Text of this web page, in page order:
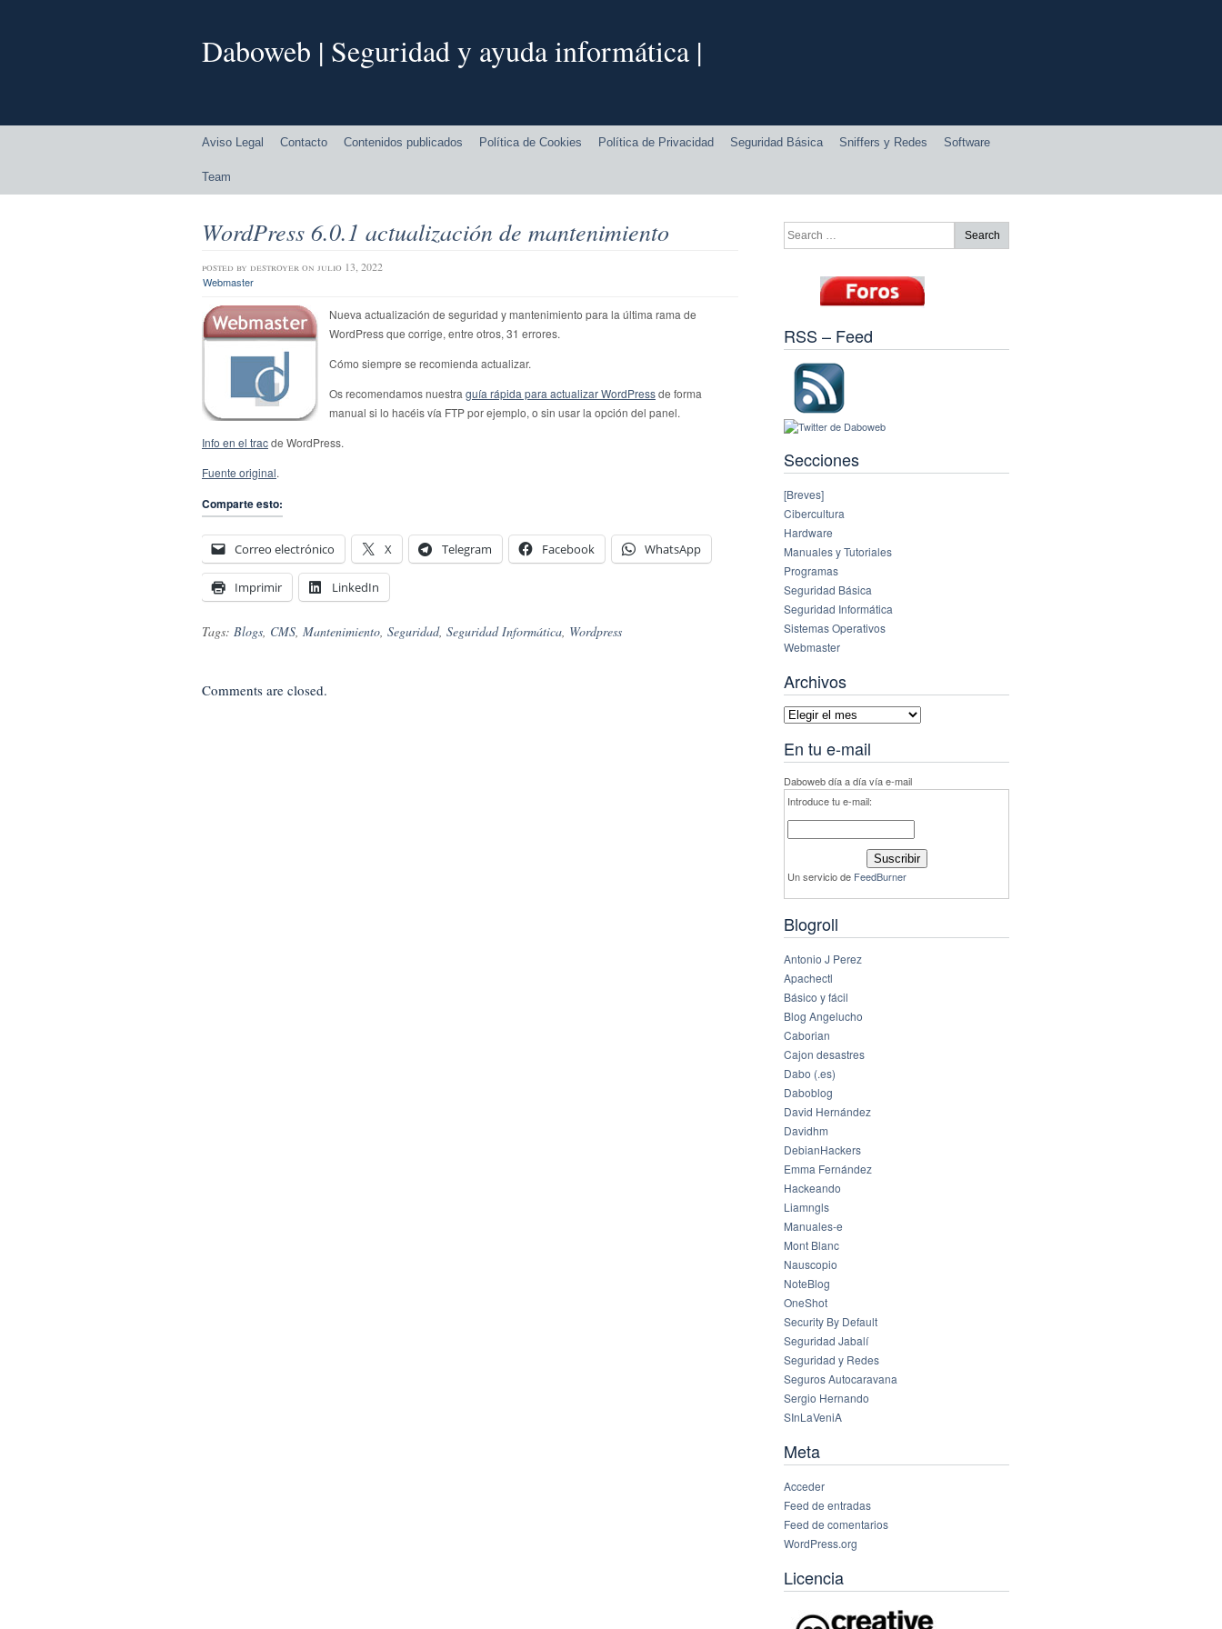
Daboweb | Seguridad y ayuda informática |
Aviso Legal Contacto Contenidos publicados Política de Cookies Política de Privacidad Seguridad Básica Sniffers y Redes Software
Team
WordPress 6.0.1 actualización de mantenimiento
posted by destroyer on julio 13, 2022
Webmaster
Nueva actualización de seguridad y mantenimiento para la última rama de
WordPress que corrige, entre otros, 31 errores.
Cómo siempre se recomienda actualizar.
Os recomendamos nuestra guía rápida para actualizar WordPressde forma
manual si lo hacéis vía FTP por ejemplo, o sin usar la opción del panel.
Info en el tracde WordPress.
Fuente original.
Comparte esto:
Correo electrónico X Telegram Facebook WhatsApp
Imprimir LinkedIn
Tags: Blogs, CMS, Mantenimiento, Seguridad, Seguridad Informática, Wordpress
Comments are closed.
RSS – Feed
Secciones
[Breves]
Cibercultura
Hardware
Manuales y Tutoriales
Programas
Seguridad Básica
Seguridad Informática
Sistemas Operativos
Webmaster
Archivos
Archivos
En tu e-mail
Daboweb día a día vía e-mail
Introduce tu e-mail:
Un servicio de FeedBurner
Blogroll
Antonio J Perez
Apachectl
Básico y fácil
Blog Angelucho
Caborian
Cajon desastres
Dabo (.es)
Daboblog
David Hernández
Davidhm
DebianHackers
Emma Fernández
Hackeando
Liamngls
Manuales-e
Mont Blanc
Nauscopio
NoteBlog
OneShot
Security By Default
Seguridad Jabalí
Seguridad y Redes
Seguros Autocaravana
Sergio Hernando
SInLaVeniA
Meta
Acceder
Feed de entradas
Feed de comentarios
WordPress.org
Licencia